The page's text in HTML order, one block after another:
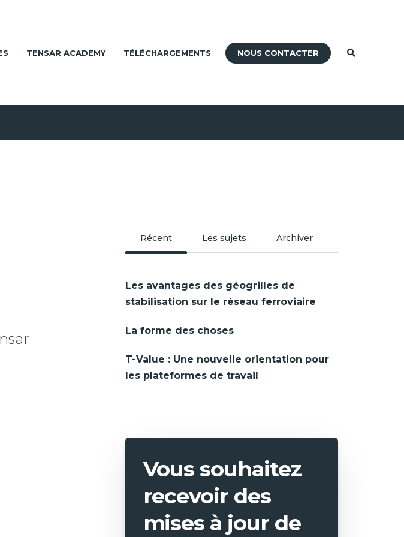
TENSAR ACADEMY TÉLÉCHARGEMENTS NOUS CONTACTER
Récent Les sujets Archiver
Les avantages des géogrilles de
stabilisation sur le réseau ferroviaire
La forme des choses
T-Value : Une nouvelle orientation pour
les plateformes de travail
Vous souhaitez
recevoir des
mises à jour de